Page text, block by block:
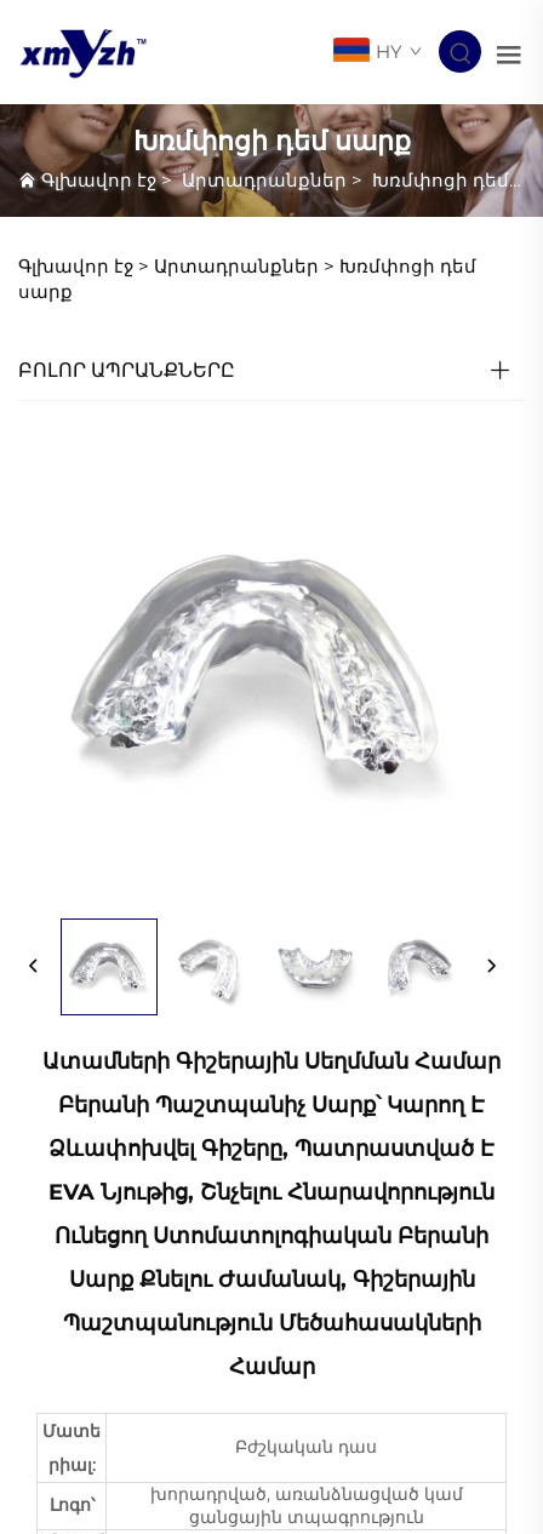
HY
Խռմփոցի դեմ սարք
Գլխավոր էջ>Արտադրանքներ > Խռմփոցի դեմ սարք
Գլխավոր էջ > Արտադրանքներ > Խռմփոցի դեմ
սարք
ԲՈԼՈՐ ԱՊՐԱՆՔՆԵՐԸ
Ատամների Գիշերային Սեղմման Համար
Բերանի Պաշտպանիչ Սարք՝ Կարող Է
Ձևափոխվել Գիշերը, Պատրաստված Է
EVA Նյութից, Շնչելու Հնարավորություն
Ունեցող Ստոմատոլոգիական Բերանի
Սարք Քնելու Ժամանակ, Գիշերային
Պաշտպանություն Մեծահասակների
Համար
Մատե
րիալ:
Բժշկական դաս
Լոգո՝
խորադրված, առանձնացված կամ
ցանցային տպագրություն